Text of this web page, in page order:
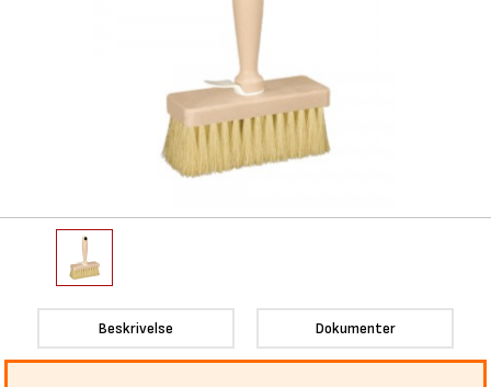
Beskrivelse Dokumenter